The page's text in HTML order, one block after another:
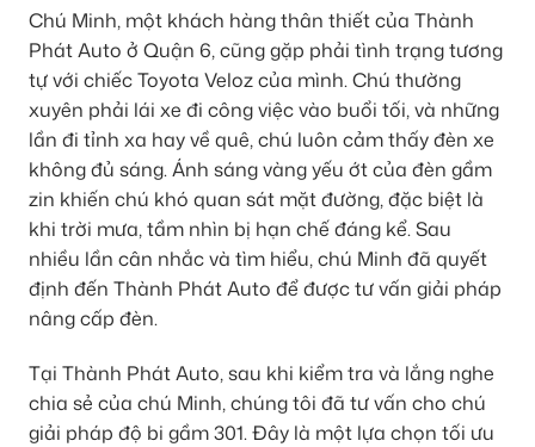
Chú Minh, một khách hàng thân thiết của Thành
Phát Auto ở Quận 6, cũng gặp phải tình trạng tương
tự với chiếc Toyota Veloz của mình. Chú thường
xuyên phải lái xe đi công việc vào buổi tối, và những
lần đi tỉnh xa hay về quê, chú luôn cảm thấy đèn xe
không đủ sáng. Ánh sáng vàng yếu ớt của đèn gầm
zin khiến chú khó quan sát mặt đường, đặc biệt là
khi trời mưa, tầm nhìn bị hạn chế đáng kể. Sau
nhiều lần cân nhắc và tìm hiểu, chú Minh đã quyết
định đến Thành Phát Auto để được tư vấn giải pháp
nâng cấp đèn.
Tại Thành Phát Auto, sau khi kiểm tra và lắng nghe
chia sẻ của chú Minh, chúng tôi đã tư vấn cho chú
giải pháp độ bi gầm 301. Đây là một lựa chọn tối ưu